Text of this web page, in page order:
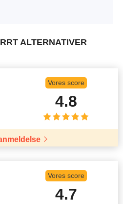
ALTERNATIVER
Vores score
4.8
Vores score
4.7